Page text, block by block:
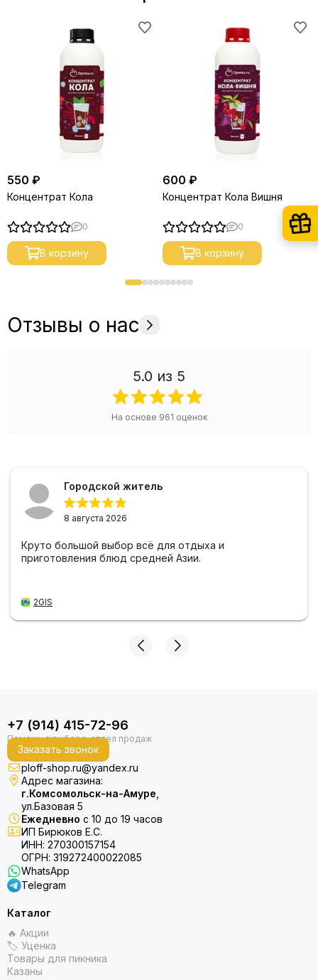
550 ₽
Концентрат Кола
0
В корзину
600 ₽
Концентрат Кола Вишня
0
В корзину
Отзывы о нас
5.0 из 5
На основе 961 оценок
Городской житель
8 августа 2026
Круто большой выбор всё для отдыха и
приготовления блюд средней Азии.
2GIS
+7 (914) 415-72-96
Заказать звонок
ploff-shop.ru@yandex.ru
Адрес магазина:
г.Комсомольск-на-Амуре
ул.Базовая 5
Ежедневно с 10 до 19 часов
ИП Бирюков Е.С.
ИНН: 270300157154
ОГРН: 319272400022085
WhatsApp
Telegram
Каталог
🔥 Акции
🏷 Уценка
Товары для пикника
Казаны